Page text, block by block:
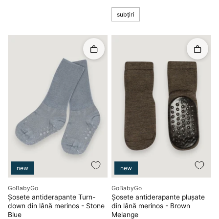
subțiri
Șosete antiderapante Turn-
down din lână merinos - Stone
Blue
new
Rapid în coș
Producător
GoBabyGo
Șosete antiderapante plușate
din lână merinos - Brown
Melange
new
Rapid
Producător
GoBabyGo